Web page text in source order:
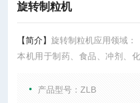
旋转制粒机
【简介】旋转制粒机应用领域：
本机用于制药、食品、冲剂、
设备特点：
产品型号：ZLB